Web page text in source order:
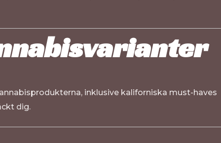
inklusive kaliforniska must-haves
dig.